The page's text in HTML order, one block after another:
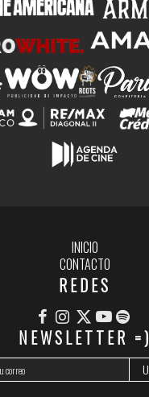
INICIO
CONTACTO
REDES
NEWSLETTER =)